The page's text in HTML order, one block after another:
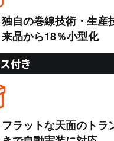
独自の巻線技術・生産
来品から18％小型化
付き
フラットな天面のトラ